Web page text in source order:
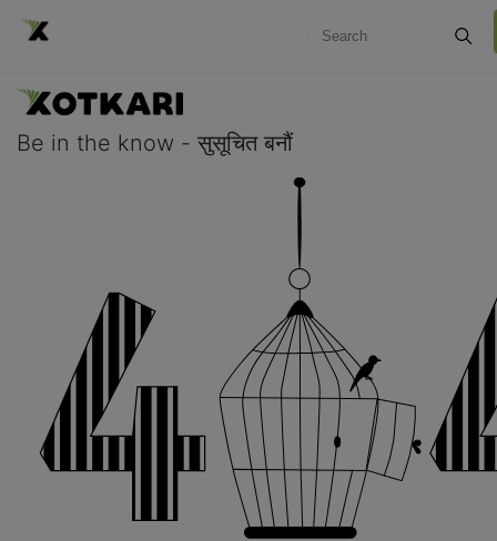
Be in the know - सुसूचित बनौं